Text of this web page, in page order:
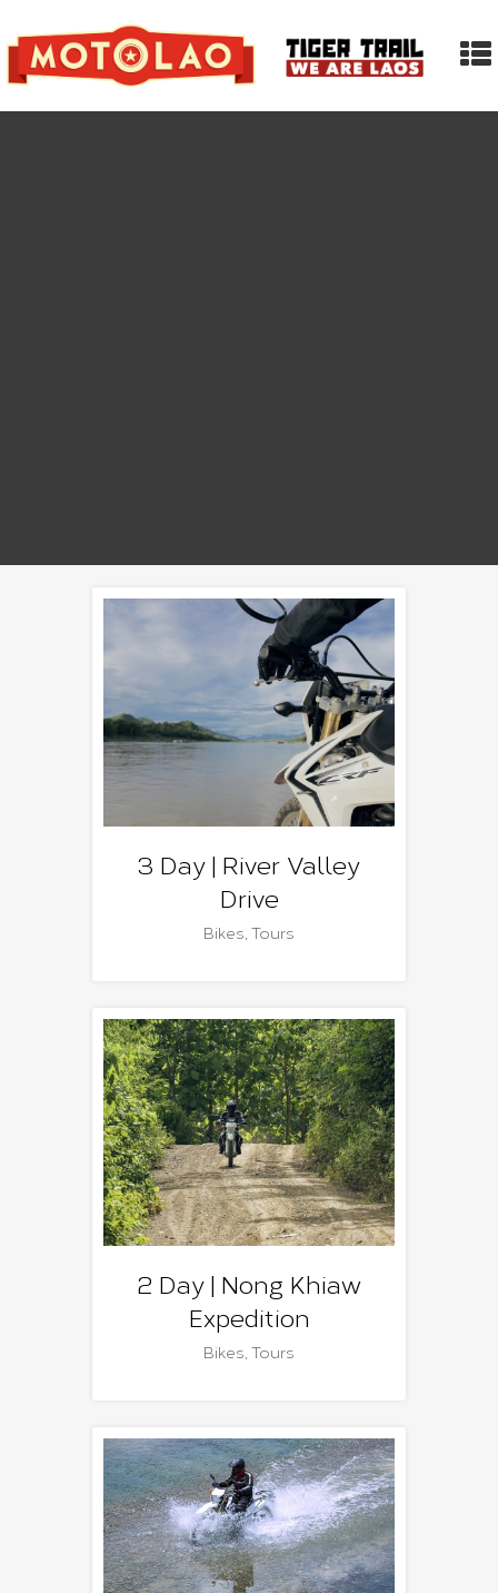
3 Day | River Valley
Drive
Bikes, Tours
2 Day | Nong Khiaw
Expedition
Bikes, Tours